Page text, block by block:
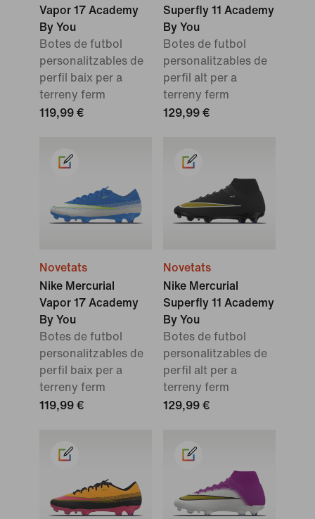
Vapor 17 Academy
By You
Botes de futbol
personalitzables de
perfil baix per a
terreny ferm
119,99 €
Superfly 11 Academy
By You
Botes de futbol
personalitzables de
perfil alt per a
terreny ferm
129,99 €
Novetats
Nike Mercurial
Vapor 17 Academy
By You
Botes de futbol
personalitzables de
perfil baix per a
terreny ferm
119,99 €
Novetats
Nike Mercurial
Superfly 11 Academy
By You
Botes de futbol
personalitzables de
perfil alt per a
terreny ferm
129,99 €